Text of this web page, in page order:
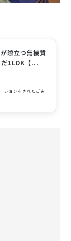
際立つ無機質
だ1LDK【...
ションをされたご夫